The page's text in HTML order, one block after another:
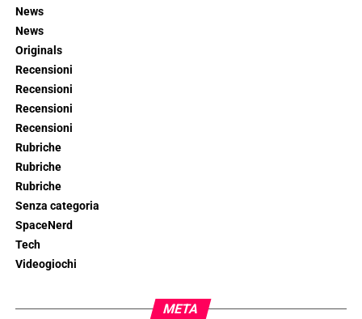
News
News
Originals
Recensioni
Recensioni
Recensioni
Recensioni
Rubriche
Rubriche
Rubriche
Senza categoria
SpaceNerd
Tech
Videogiochi
META